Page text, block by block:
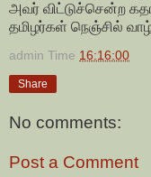
அவர் விட்டுச்சென்ற
தமிழர்கள் நெஞ்சில்
admin Time 16:16:00
Share
No comments:
Post a Comment